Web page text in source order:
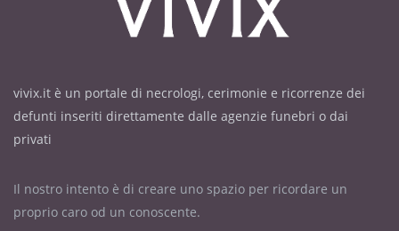
vivix.it è un portale di necrologi, cerimonie e ricorrenze dei
defunti inseriti direttamente dalle agenzie funebri o dai
privati
Il nostro intento è di creare uno spazio per ricordare un
proprio caro od un conoscente.